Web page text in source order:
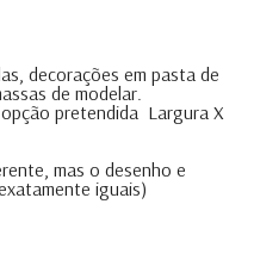
decorações em pasta de
de modelar.
pretendida Largura X
mas o desenho e
iguais)